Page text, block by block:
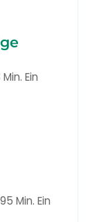
Ein
Min. Ein